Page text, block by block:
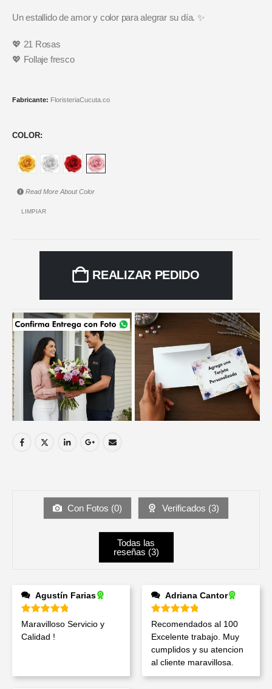
Un estallido de amor y color para alegrar su día. ✨
💖 21 Rosas
💖 Follaje fresco
Fabricante: FloristeriaCucuta.co
COLOR
Read More AboutColor
LIMPIAR
REALIZAR PEDIDO
Con Fotos (0) Verificados (3)
Todas las
reseñas (3)
Agustín Farias
Valorado en5de 5
Maravilloso Servicio y
Calidad !
Adriana Cantor
Valorado en5de 5
Recomendados al 100
Excelente trabajo. Muy
cumplidos y su atencion
al cliente maravillosa.